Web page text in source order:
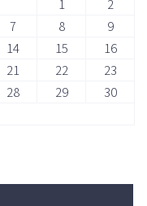
1
2
7 8
9
14 15
16
21 22
23
28 29
30